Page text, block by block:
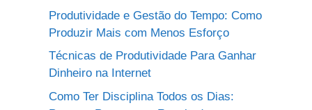
Produtividade e Gestão do Tempo: Como
Produzir Mais com Menos Esforço
Técnicas de Produtividade Para Ganhar
Dinheiro na Internet
Como Ter Disciplina Todos os Dias: